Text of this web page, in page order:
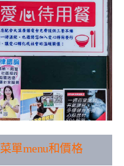
菜單menu和價格